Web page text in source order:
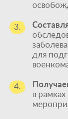
3.
для
4.
в